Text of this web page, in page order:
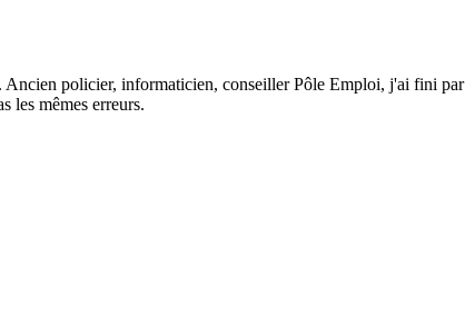
policier, informaticien, conseiller Pôle Emploi, j'ai fini
les mêmes erreurs.